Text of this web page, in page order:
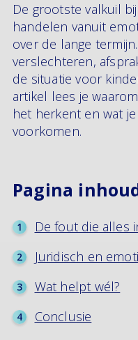
De grootste valkuil
handelen vanuit
over de lange
verslechteren,
de situatie voor
artikel lees je
het herkent en wat
voorkomen.
Pagina
De fout die alles
Juridisch en
Wat helpt wél?
Conclusie